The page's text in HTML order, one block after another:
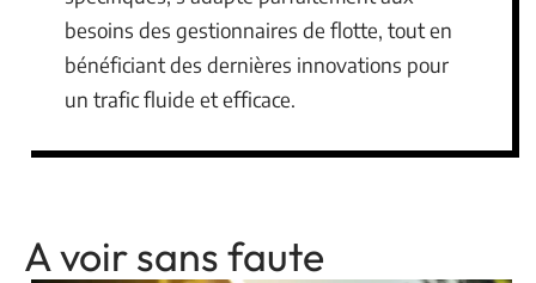
besoins des gestionnaires de flotte, tout en
bénéficiant des dernières innovations pour
un trafic fluide et efficace.
A voir sans faute